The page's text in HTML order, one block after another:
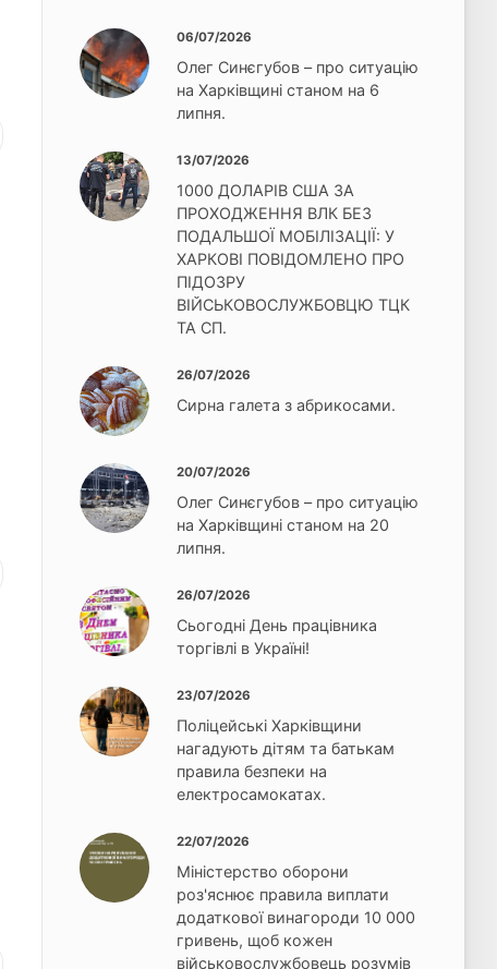
06/07/2026
Олег Синєгубов – про ситуацію
на Харківщині станом на 6
липня.
13/07/2026
1000 ДОЛАРІВ США ЗА
ПРОХОДЖЕННЯ ВЛК БЕЗ
ПОДАЛЬШОЇ МОБІЛІЗАЦІЇ: У
ХАРКОВІ ПОВІДОМЛЕНО ПРО
ПІДОЗРУ
ВІЙСЬКОВОСЛУЖБОВЦЮ ТЦК
ТА СП.
26/07/2026
Сирна галета з абрикосами.
20/07/2026
Олег Синєгубов – про ситуацію
на Харківщині станом на 20
липня.
26/07/2026
Сьогодні День працівника
торгівлі в Україні!
23/07/2026
Поліцейські Харківщини
нагадують дітям та батькам
правила безпеки на
електросамокатах.
22/07/2026
Міністерство оборони
роз'яснює правила виплати
додаткової винагороди 10 000
гривень, щоб кожен
військовослужбовець розумів